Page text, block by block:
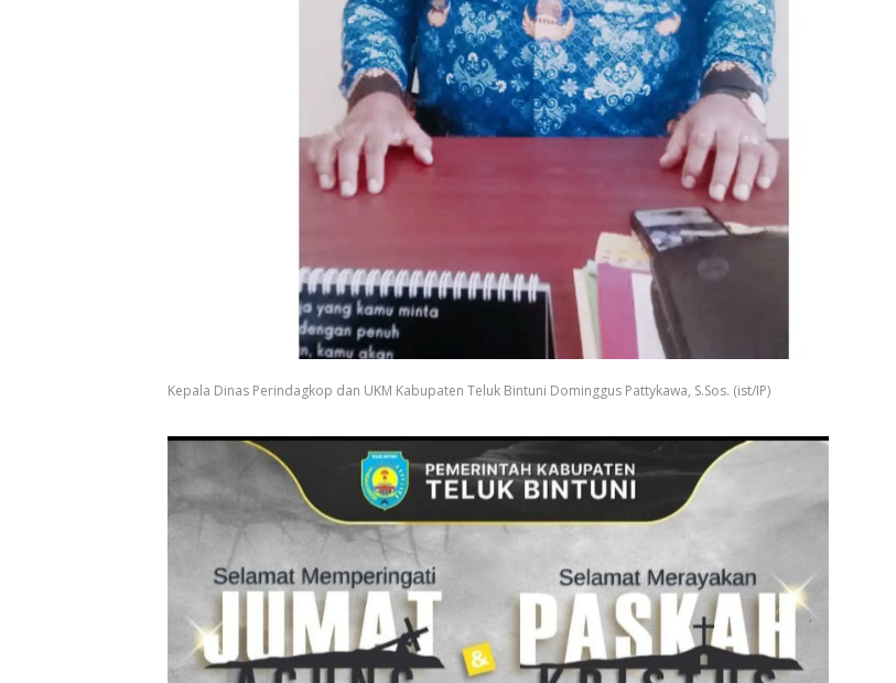
Kepala Dinas Perindagkop dan UKM Kabupaten Teluk Bintuni Dominggus Pattykawa, S.Sos. (ist/IP)